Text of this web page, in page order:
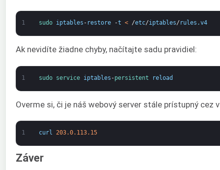
1 sudo iptables - restore -t < /etc/iptables/ rules .v4
Ak nevidíte žiadne chyby, načítajte sadu pravidiel:
1 sudo service iptables -persistent reload
Overme si, či je náš webový server stále prístupný cez
1 curl 203.0.113.15
Záver